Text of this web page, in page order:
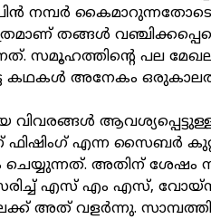
നമ്പര്‍
തങ്ങള്‍
സമൂഹത്തിന്റെ പല
കഥകള്‍ അനേകം
വിവരങ്ങള്‍
ഫിഷിംഗ് എന്ന സൈബര്‍
ചെയ്യുന്നത്. അതിന് ശേഷം
എസ് എം എസ്,
അത് വളര്‍ന്നു.